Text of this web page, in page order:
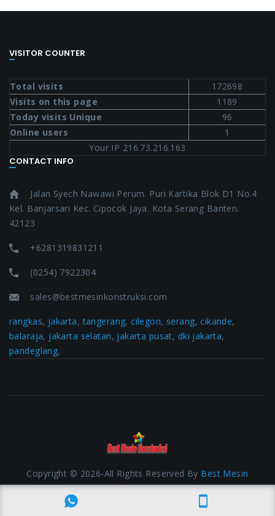
VISITOR COUNTER
Total visits
172698
Visits on this page
1189
Today visits Unique
96
Online users
1
Your IP 216.73.216.163
CONTACT INFO
Jalan Syech Nawawi Perum. Puri Kartika Blok D1 No.4
Kel. Banjarsari Kec. Cipocok Jaya. Kota Serang Banten.
42123
+6281319831211
(0254) 7922304
sales@bestmesinkonstruksi.com
rangkas, jakarta,tangerang,cilegon, serang,cikande,
balaraja, jakarta selatan, jakarta pusat, dki jakarta,
pandeglang,
Copyright © 2026-All Rights Reserved By Best Mesin
Konstruksi| Development Bywww.jasacom.net